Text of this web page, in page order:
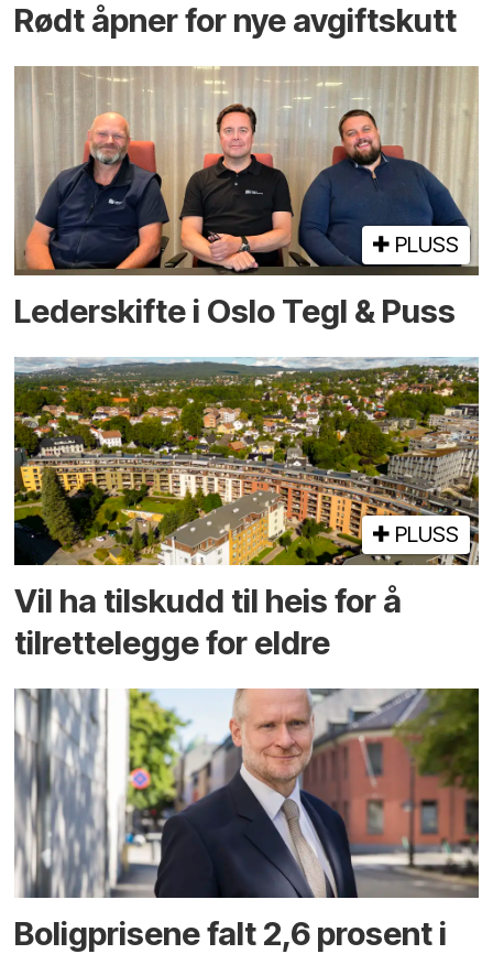
Rødt åpner for nye avgiftskutt
PLUSS
Lederskifte i Oslo Tegl & Puss
PLUSS
Vil ha tilskudd til heis for å
tilrettelegge for eldre
Boligprisene falt 2,6 prosent i